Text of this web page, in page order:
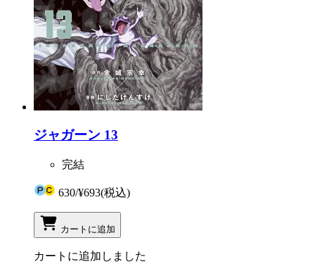
ジャガーン 13
完結
630/¥693(税込)
カートに追加
カートに追加しました